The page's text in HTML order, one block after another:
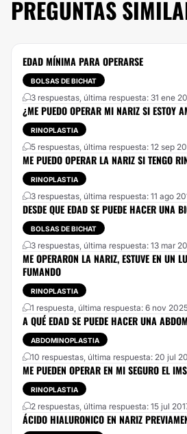
PREGUNTAS
EDAD MÍNIMA PARA OPERARSE
BOLSAS DE BICHAT
3 respuestas, última respuesta: 31 ene
¿ME PUEDO OPERAR MI NARIZ SI ESTOY
RINOPLASTIA
5 respuestas, última respuesta: 12 sep
ME PUEDO OPERAR LA NARIZ SI TENGO
RINOPLASTIA
3 respuestas, última respuesta: 11 ago
DESDE QUE EDAD SE PUEDE HACER UNA
BOLSAS DE BICHAT
3 respuestas, última respuesta: 13 mar
ME OPERARON LA NARIZ, ESTUVE EN UN
FUMANDO
RINOPLASTIA
1 respuesta, última respuesta: 6 nov
A QUÉ EDAD SE PUEDE HACER UNA
ABDOMINOPLASTIA
10 respuestas, última respuesta: 20 jul
ME PUEDEN OPERAR EN MI SEGURO EL
RINOPLASTIA
2 respuestas, última respuesta: 15 jul
ÁCIDO HIALURONICO EN NARIZ